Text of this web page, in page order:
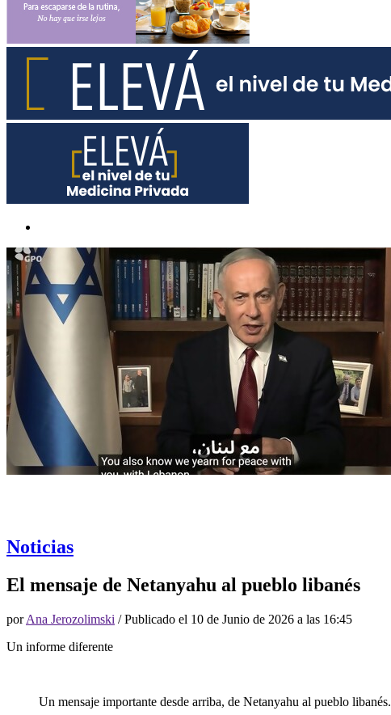
Noticias
El mensaje de Netanyahu al pueblo libanés
porAna Jerozolimski / Publicado el 10 de Junio de 2026 a las 16:45
Un informe diferente
Un mensaje importante desde arriba, de Netanyahu al pueblo libanés.